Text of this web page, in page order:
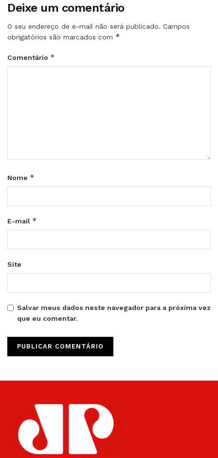
Deixe um comentário
O seu endereço de e-mail não será publicado. Campos
obrigatórios são marcados com *
Comentário *
Nome *
E-mail *
Site
Salvar meus dados neste navegador para a próxima vez
que eu comentar.